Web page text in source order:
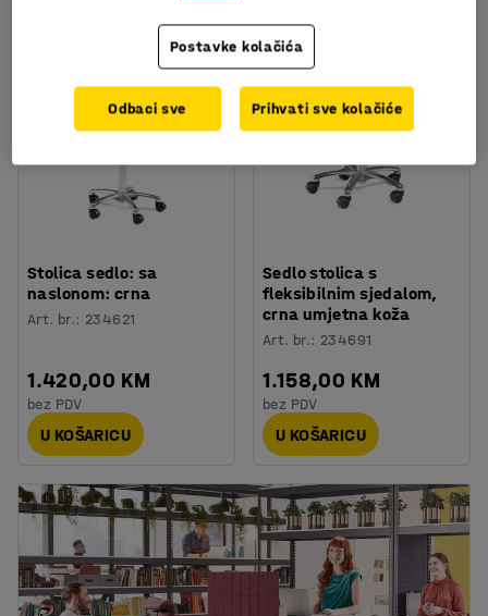
Stolica sedlo: sa
naslonom: crna
Art. br.: 234621
1.420,00 KM
bez PDV
U KOŠARICU
Sedlo stolica s
fleksibilnim sjedalom,
crna umjetna koža
Art. br.: 234691
1.158,00 KM
bez PDV
U KOŠARICU
Postavke kolačića
Odbaci sve Prihvati sve kolačiće